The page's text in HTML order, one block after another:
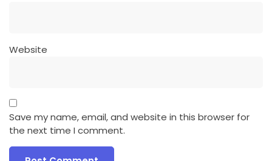
Website
Save my name, email, and website in this browser for
the next time I comment.